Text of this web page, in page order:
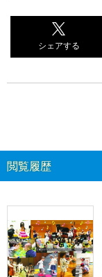
シェアする
閲覧履歴